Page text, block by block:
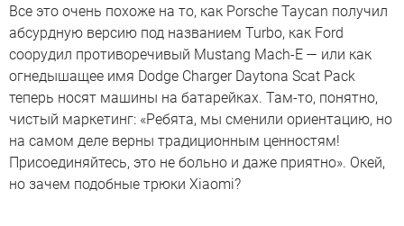
Все это очень похоже на то, как Porsche Taycan получил
абсурдную версию под названием Turbo, как Ford
соорудил противоречивый Mustang Mach-E — или как
огнедышащее имя Dodge Charger Daytona Scat Pack
теперь носят машины на батарейках. Там-то, понятно,
чистый маркетинг: «Ребята, мы сменили ориентацию, но
на самом деле верны традиционным ценностям!
Присоединяйтесь, это не больно и даже приятно». Окей,
но зачем подобные трюки Xiaomi?